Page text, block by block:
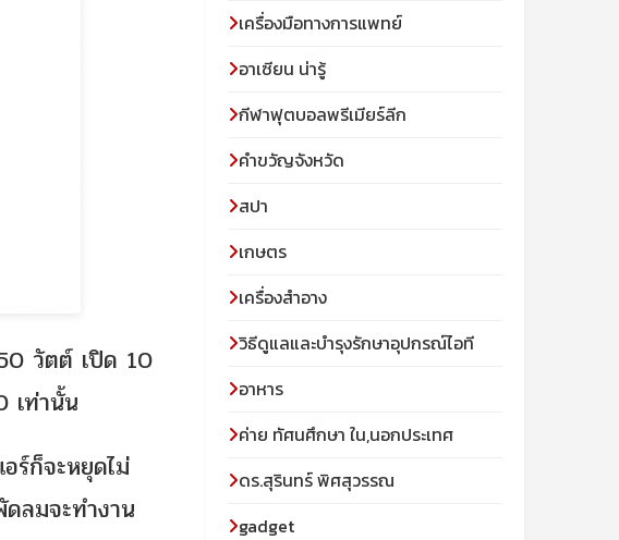
วัตต์ เปิด 10
เท่านั้น
ร์ก็จะหยุดไม่
ดลมจะทำงาน
เครื่องมือทางการแพทย์
อาเซียน น่ารู้
กีฬาฟุตบอลพรีเมียร์ลีก
คำขวัญจังหวัด
สปา
เกษตร
เครื่องสำอาง
วิธีดูแลและบำรุงรักษาอุปกรณ์ไอที
อาหาร
ค่าย ทัศนศึกษา ใน,นอกประเทศ
ดร.สุรินทร์ พิศสุวรรณ
gadget